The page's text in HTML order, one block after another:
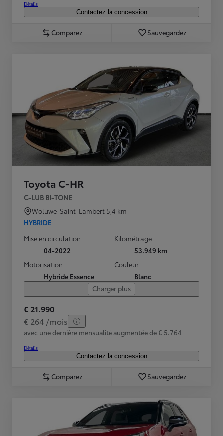
Détails
Contactez la concession
Comparez Sauvegardez
Toyota C-HR
C-LUB BI-TONE
Woluwe-Saint-Lambert 5,4 km
HYBRIDE
Mise en circulation
04-2022
Kilométrage
53.949 km
Motorisation
Hybride Essence
Couleur
Blanc
Charger plus
€ 21.990
€ 264 /mois
avec une dernière mensualité augmentée de € 5.764
Détails
Contactez la concession
Comparez Sauvegardez